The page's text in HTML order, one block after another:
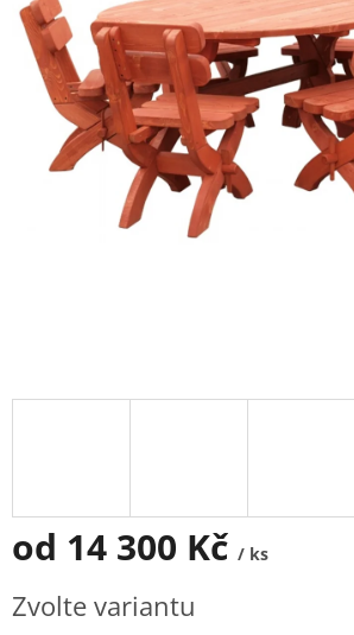
od 14 300 Kč / ks
cena:
Zvolte variantu